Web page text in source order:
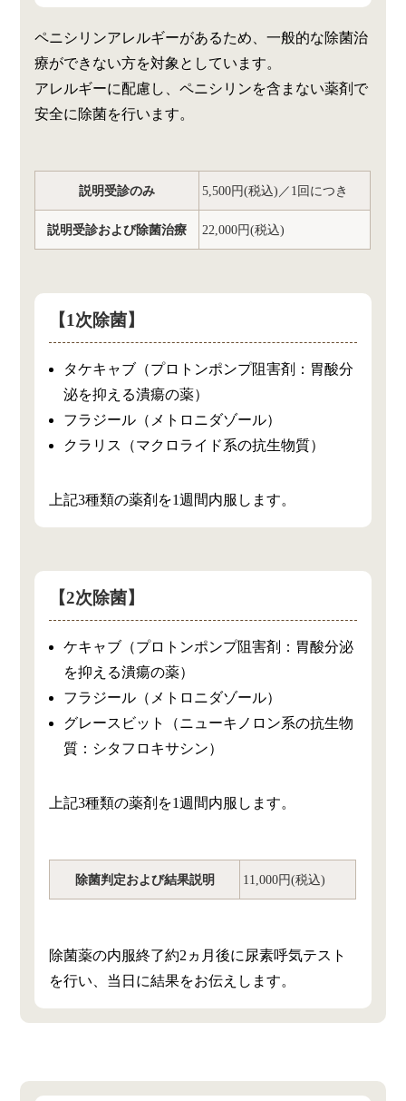
ペニシリンアレルギーがあるため、一般的な除菌治
療ができない方を対象としています。
アレルギーに配慮し、ペニシリンを含まない薬剤で
安全に除菌を行います。
説明受診のみ 5,500円(税込)／1回につき
説明受診および除菌治療 22,000円(税込)
【1次除菌】
タケキャブ（プロトンポンプ阻害剤：胃酸分
泌を抑える潰瘍の薬）
フラジール（メトロニダゾール）
クラリス（マクロライド系の抗生物質）
上記3種類の薬剤を1週間内服します。
【2次除菌】
ケキャブ（プロトンポンプ阻害剤：胃酸分泌
を抑える潰瘍の薬）
フラジール（メトロニダゾール）
グレースビット（ニューキノロン系の抗生物
質：シタフロキサシン）
上記3種類の薬剤を1週間内服します。
除菌判定および結果説明 11,000円(税込)
除菌薬の内服終了約2ヵ月後に尿素呼気テスト
を行い、当日に結果をお伝えします。